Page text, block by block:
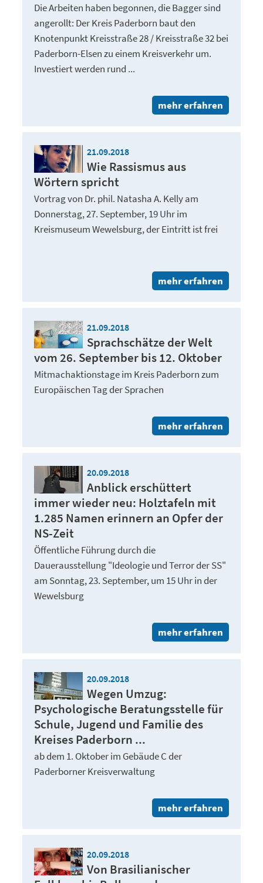
Die Arbeiten haben begonnen, die Bagger sind
angerollt: Der Kreis Paderborn baut den
Knotenpunkt Kreisstraße 28 / Kreisstraße 32 bei
Paderborn-Elsen zu einem Kreisverkehr um.
Investiert werden rund ...
mehr erfahren
21.09.2018
Wie Rassismus aus
Wörtern spricht
Vortrag von Dr. phil. Natasha A. Kelly am
Donnerstag, 27. September, 19 Uhr im
Kreismuseum Wewelsburg, der Eintritt ist frei
mehr erfahren
21.09.2018
Sprachschätze der Welt
vom 26. September bis 12. Oktober
Mitmachaktionstage im Kreis Paderborn zum
Europäischen Tag der Sprachen
mehr erfahren
20.09.2018
Anblick erschüttert
immer wieder neu: Holztafeln mit
1.285 Namen erinnern an Opfer der
NS-Zeit
Öffentliche Führung durch die
Dauerausstellung "Ideologie und Terror der SS"
am Sonntag, 23. September, um 15 Uhr in der
Wewelsburg
mehr erfahren
20.09.2018
Wegen Umzug:
Psychologische Beratungsstelle für
Schule, Jugend und Familie des
Kreises Paderborn ...
ab dem 1. Oktober im Gebäude C der
Paderborner Kreisverwaltung
mehr erfahren
20.09.2018
Von Brasilianischer